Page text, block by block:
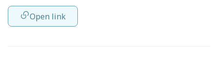
Open link